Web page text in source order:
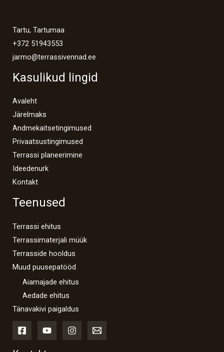
Tartu, Tartumaa
+372 51943553
jarmo@terrassivennad.ee
Kasulikud lingid
Avaleht
Järelmaks
Andmekaitsetingimused
Privaatsustingimused
Terrassi planeerimine
Ideedenurk
Kontakt
Teenused
Terrassi ehitus
Terrassimaterjali müük
Terrasside hooldus
Muud puusepatööd
Aiamajade ehitus
Aedade ehitus
Tänavakivi paigaldus